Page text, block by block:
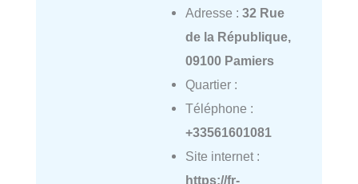
Adresse : 32 Rue
de la République,
09100 Pamiers
Quartier :
Téléphone :
+33561601081
Site internet :
https://fr-